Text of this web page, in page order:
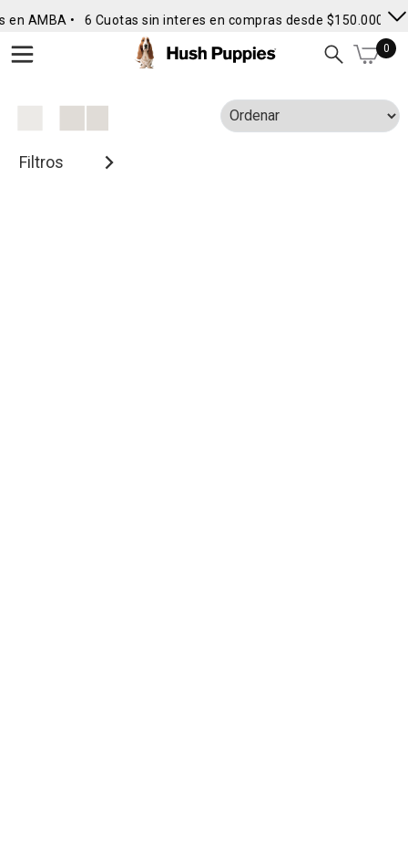
en AMBA • 6 Cuotas sin interes en compras desde $150.000 •
0
Filtros